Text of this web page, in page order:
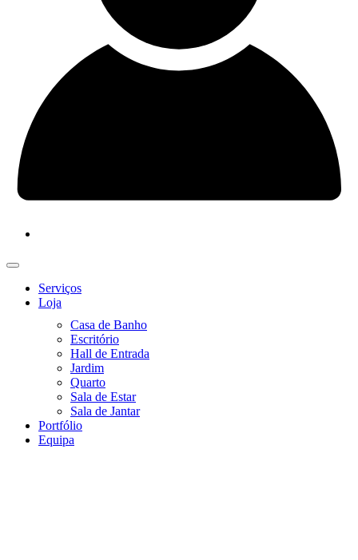
Serviços
Loja
Casa de Banho
Escritório
Hall de Entrada
Jardim
Quarto
Sala de Estar
Sala de Jantar
Portfólio
Equipa